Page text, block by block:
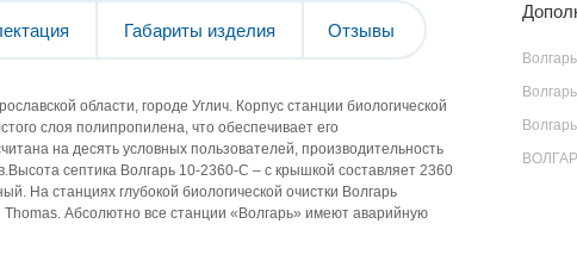
Габариты изделия Отзывы
области, городе Углич. Корпус станции биологической
слоя полипропилена, что обеспечивает его
на десять условных пользователей, производительность
септика Волгарь 10-2360-С – с крышкой составляет 2360
На станциях глубокой биологической очистки Волгарь
Абсолютно все станции «Волгарь» имеют аварийную
Волгарь